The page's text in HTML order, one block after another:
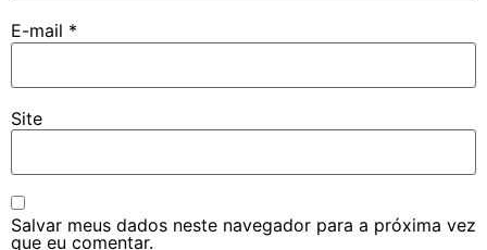
E-mail *
Site
Salvar meus dados neste navegador para a próxima vez
que eu comentar.